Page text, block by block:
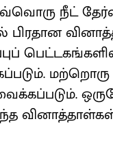
நீட்
பிர​தான
இந்த